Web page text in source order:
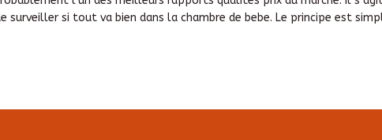
surveiller si tout va bien dans la chambre de bebe. Le principe est